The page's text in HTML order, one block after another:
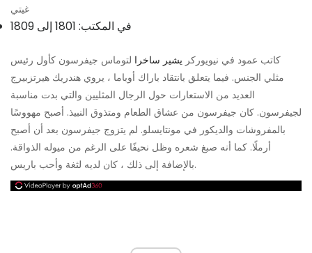
غيتي
في المكتب: 1801 إلى 1809
كاتب عمود في نيويوركر يشير ساخرا لتوماس جيفرسون كأول رئيس
مثلي الجنس. فيما يتعلق بانتقاد باراك أوباما ، يروي هندريك هيرتزبيرج
العديد من الاستعارات حول الرجال المثليين والتي بدت مناسبة
لجيفرسون. كان جيفرسون من عشاق الطعام ومتذوق النبيذ. أصبح مهووسًا
بالمفروشات والديكور في مونتايسلو. لم يتزوج جيفرسون بعد أن أصبح
أرملًا. كما أنه صبغ شعره وظل نحيفًا على الرغم من ميوله الذواقة.
بالإضافة إلى ذلك ، كان لديه لثغة وأحب باريس.